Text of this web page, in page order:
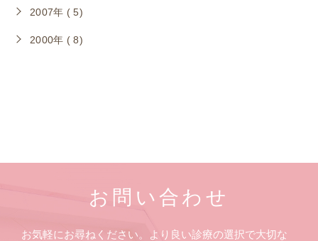
2007年 ( 5)
2000年 ( 8)
お問い合わせ
お気軽にお尋ねください。より良い診療の選択で大切な